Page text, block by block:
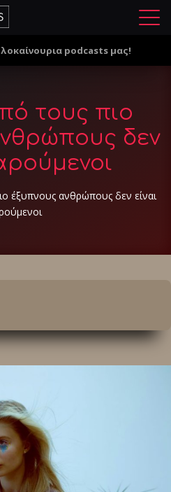
Μ
ο
podcasts μας!
τους πιο
δεν
έξυπνους ανθρώπους δεν είναι